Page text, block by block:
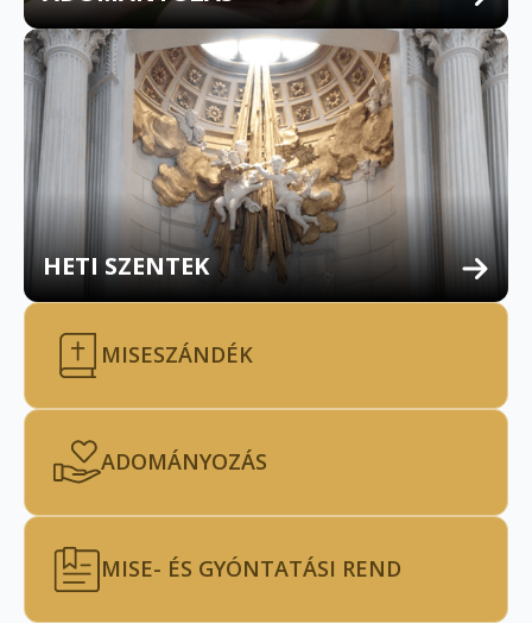
HETI SZENTEK
MISESZÁNDÉK
ADOMÁNYOZÁS
MISE- ÉS GYÓNTATÁSI REND